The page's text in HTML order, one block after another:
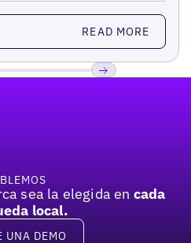
READ MORE
sea la elegida en cada
local.
UNA DEMO